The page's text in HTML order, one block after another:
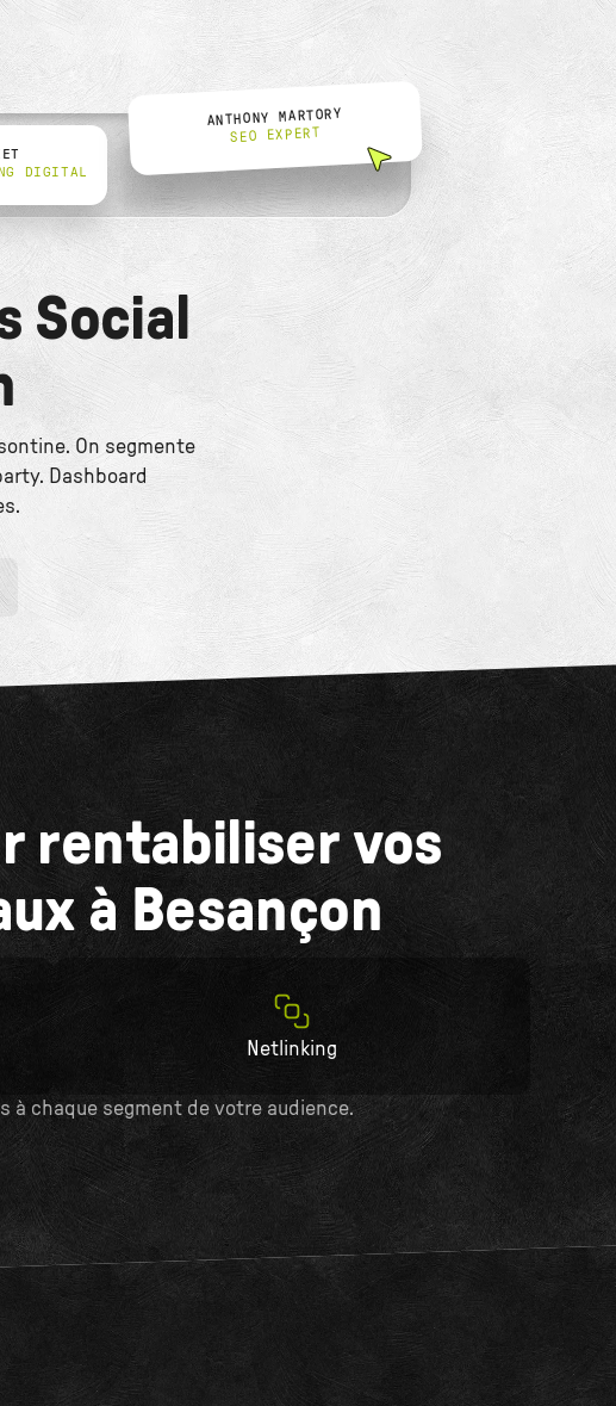
DIGITAL
ANTHONY MARTORY
SEO EXPERT
Social
On segmente
Dashboard
rentabiliser vos
à Besançon
Netlinking
à chaque segment de votre audience.